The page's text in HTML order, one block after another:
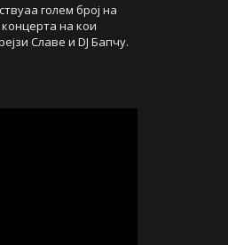
голем број на
на кои
Славе и DJ Бапчу.